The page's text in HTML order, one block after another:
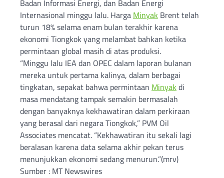
Badan Informasi Energi, dan Badan Energi
Internasional minggu lalu. Harga Minyak Brent telah
turun 18% selama enam bulan terakhir karena
ekonomi Tiongkok yang melambat bahkan ketika
permintaan global masih di atas produksi.
“Minggu lalu IEA dan OPEC dalam laporan bulanan
mereka untuk pertama kalinya, dalam berbagai
tingkatan, sepakat bahwa permintaan Minyak di
masa mendatang tampak semakin bermasalah
dengan banyaknya kekhawatiran dalam perkiraan
yang berasal dari negara Tiongkok,” PVM Oil
Associates mencatat. “Kekhawatiran itu sekali lagi
beralasan karena data selama akhir pekan terus
menunjukkan ekonomi sedang menurun.”(mrv)
Sumber : MT Newswires